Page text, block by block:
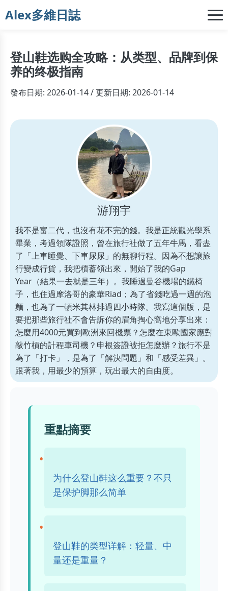
Alex多維日誌
登山鞋选购全攻略：从类型、品牌到保
养的终极指南
發布日期: 2026-01-14 / 更新日期: 2026-01-14
游翔宇
我不是富二代，也沒有花不完的錢。我是正統觀光學系
畢業，考過領隊證照，曾在旅行社做了五年牛馬，看盡
了「上車睡覺、下車尿尿」的無聊行程。因為不想讓旅
行變成行貨，我把積蓄領出來，開始了我的Gap
Year（結果一去就是三年）。我睡過曼谷機場的鐵椅
子，也住過摩洛哥的豪華Riad；為了省錢吃過一週的泡
麵，也為了一頓米其林排過四小時隊。我寫這個版，是
要把那些旅行社不會告訴你的眉角掏心窩地分享出來：
怎麼用4000元買到歐洲來回機票？怎麼在東歐國家應對
敲竹槓的計程車司機？申根簽證被拒怎麼辦？旅行不是
為了「打卡」，是為了「解決問題」和「感受差異」。
跟著我，用最少的預算，玩出最大的自由度。
重點摘要
为什么登山鞋这么重要？不只
是保护脚那么简单
登山鞋的类型详解：轻量、中
量还是重量？